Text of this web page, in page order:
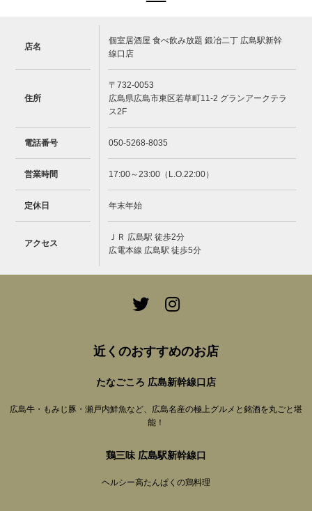
店名
個室居酒屋 食べ飲み放題 鍛冶二丁 広島駅新幹
線口店
住所
〒732-0053
広島県広島市東区若草町11-2 グランアークテラ
ス2F
電話番号 050-5268-8035
営業時間 17:00～23:00（L.O.22:00）
定休日 年末年始
アクセス
ＪＲ 広島駅 徒歩2分
広電本線 広島駅 徒歩5分
近くのおすすめのお店
たなごころ 広島新幹線口店
広島牛・もみじ豚・瀬戸内鮮魚など、広島名産の極上グルメと銘酒を丸ごと堪
能！
鶏三味 広島駅新幹線口
ヘルシー高たんぱくの鶏料理